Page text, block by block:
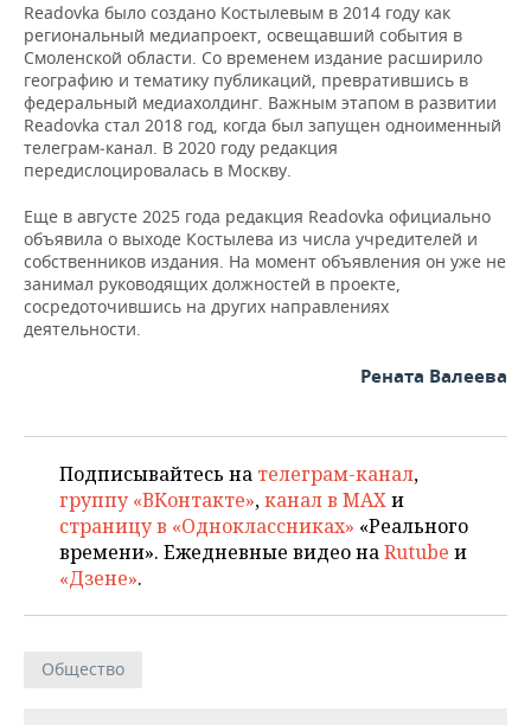
Readovka было создано Костылевым в 2014 году как
региональный медиапроект, освещавший события в
Смоленской области. Со временем издание расширило
географию и тематику публикаций, превратившись в
федеральный медиахолдинг. Важным этапом в развитии
Readovka стал 2018 год, когда был запущен одноименный
телеграм‑канал. В 2020 году редакция
передислоцировалась в Москву.
Еще в августе 2025 года редакция Readovka официально
объявила о выходе Костылева из числа учредителей и
собственников издания. На момент объявления он уже не
занимал руководящих должностей в проекте,
сосредоточившись на других направлениях
деятельности.
Рената Валеева
Подписывайтесь на телеграм-канал,
группу «ВКонтакте»,канал в MAXи
страницу в «Одноклассниках» «Реального
времени». Ежедневные видео наRutube и
«Дзене».
Общество